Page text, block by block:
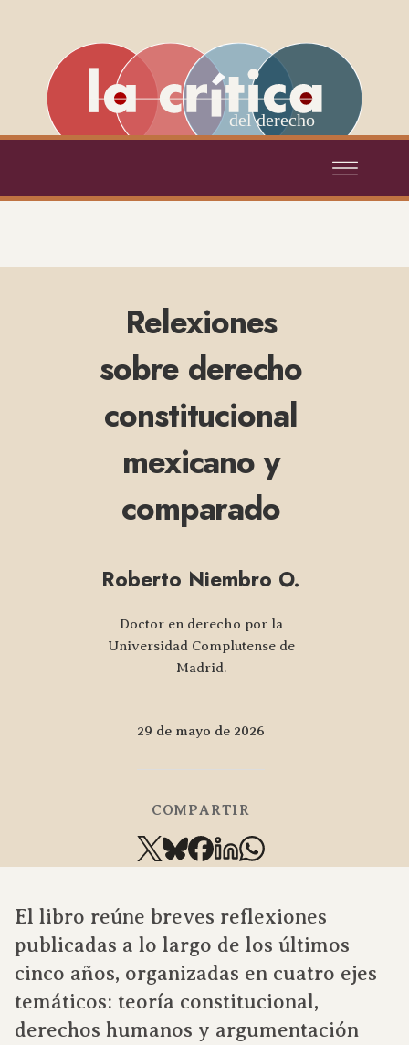
del derecho
Relexiones
sobre derecho
constitucional
mexicano y
comparado
Roberto Niembro O.
Doctor en derecho por la
Universidad Complutense de
Madrid.
29 de mayo de 2026
COMPARTIR
El libro reúne breves reflexiones
publicadas a lo largo de los últimos
cinco años, organizadas en cuatro ejes
temáticos: teoría constitucional,
derechos humanos y argumentación